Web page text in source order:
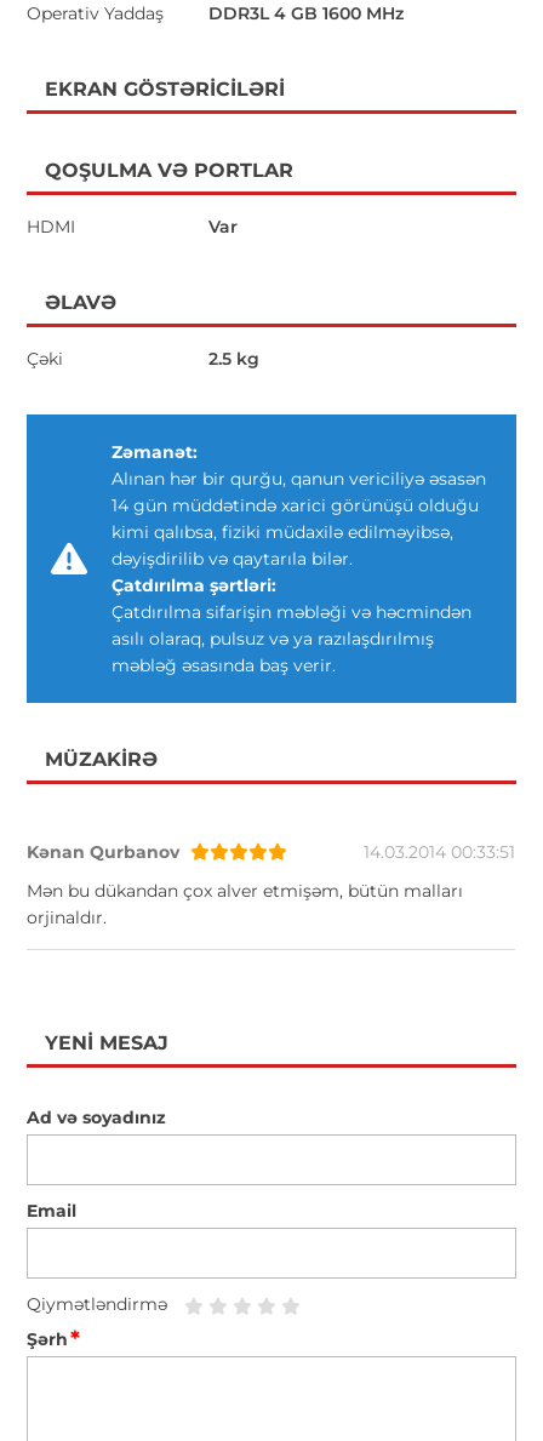
Operativ Yaddaş DDR3L 4 GB 1600 MHz
EKRAN GÖSTƏRICILƏRI
QOŞULMA VƏ PORTLAR
HDMI Var
ƏLAVƏ
Çəki 2.5 kg
Zəmanət:
Alınan hər bir qurğu, qanun vericiliyə əsasən
14 gün müddətində xarici görünüşü olduğu
kimi qalıbsa, fiziki müdaxilə edilməyibsə,
dəyişdirilib və qaytarıla bilər.
Çatdırılma şərtləri:
Çatdırılma sifarişin məbləği və həcmindən
asılı olaraq, pulsuz və ya razılaşdırılmış
məbləğ əsasında baş verir.
MÜZAKIRƏ
Kənan Qurbanov
14.03.2014 00:33:51
Mən bu dükandan çox alver etmişəm, bütün malları
orjinaldır.
YENI MESAJ
Ad və soyadınız
Email
Qiymətləndirmə
Şərh*